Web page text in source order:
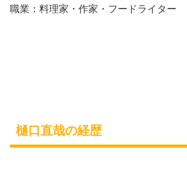
職業：料理家・作家・フードライター
樋口直哉の経歴